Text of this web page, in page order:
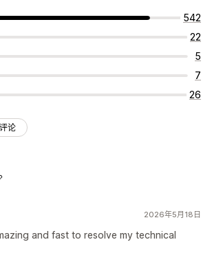
542
22
5
7
26
论
2026年5月18日
and fast to resolve my technical